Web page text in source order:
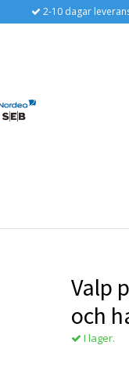
2-10 dagar
Valp
och
I lager.